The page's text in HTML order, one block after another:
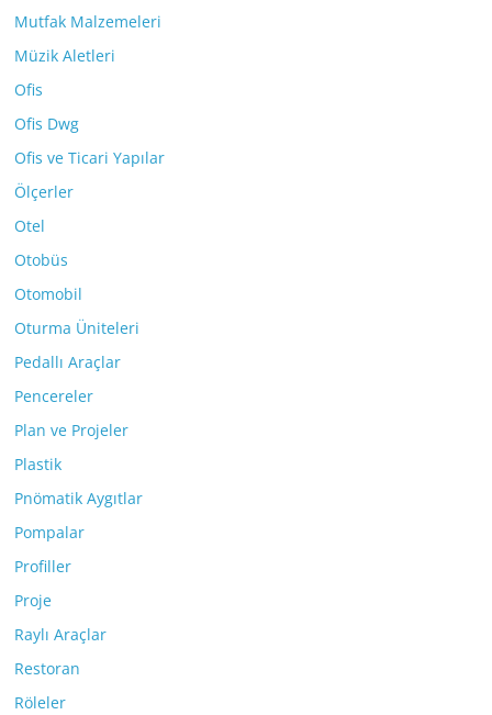
Mutfak Malzemeleri
Müzik Aletleri
Ofis
Ofis Dwg
Ofis ve Ticari Yapılar
Ölçerler
Otel
Otobüs
Otomobil
Oturma Üniteleri
Pedallı Araçlar
Pencereler
Plan ve Projeler
Plastik
Pnömatik Aygıtlar
Pompalar
Profiller
Proje
Raylı Araçlar
Restoran
Röleler